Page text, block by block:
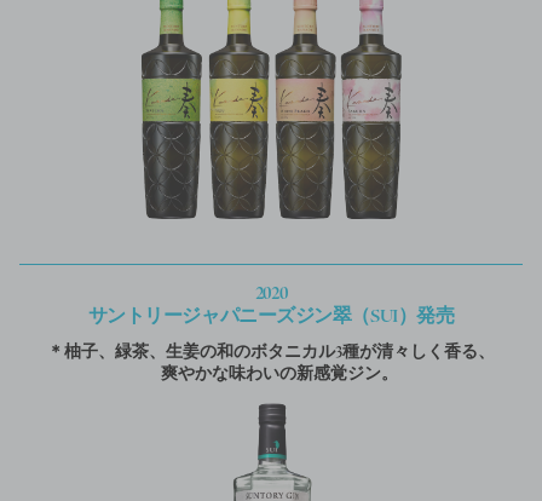
2020
サントリージャパニーズジン翠（SUI）発売
＊柚子、緑茶、生姜の和のボタニカル3種が清々しく香る、
爽やかな味わいの新感覚ジン。